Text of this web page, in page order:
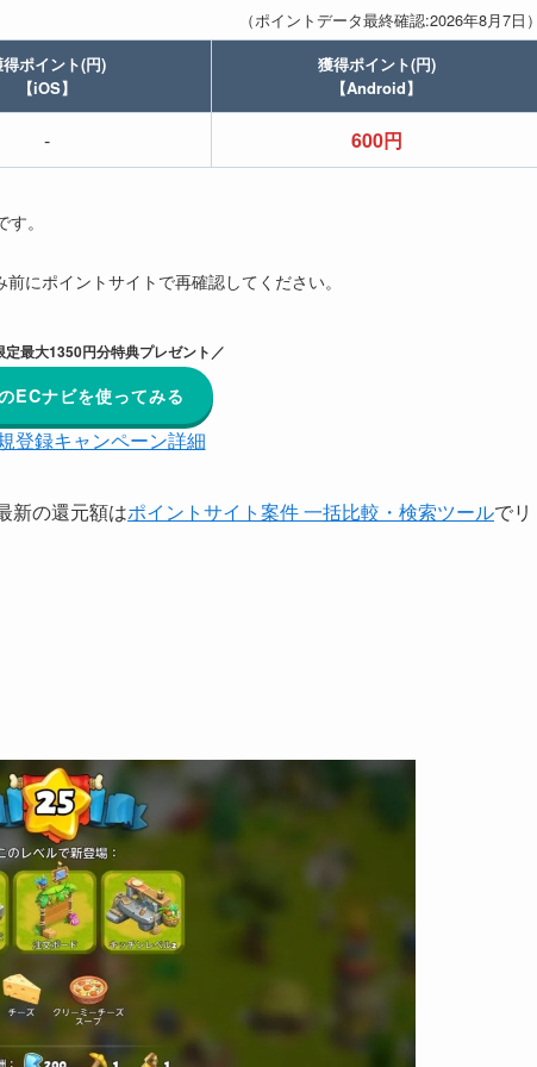
（ポイントデータ最終確認:2026年8月7日
ポイント(円)
【iOS】
獲得ポイント(円)
【Android】
- 600円
。
にポイントサイトで再確認してください。
定最大1350円分特典プレゼント／
ECナビを使ってみる
登録キャンペーン詳細
新の還元額はポイントサイト案件 一括比較・検索ツールでリ